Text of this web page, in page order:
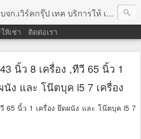
บจก.เวิร์คกรุ๊ป เทค บริการให้ เช่าคอมพิวเตอร์ โน้ตบุ๊ค โปรเจคเตอร์ ทีวีจอแบน จอทัชสกรีน ตู้คีออส วีดีโอวอล และอุปกรณ์อื่น ๆ บริการให้เช่าเป็น รายวัน
ห้เช่า ติดต่อเรา
นิ้ว 8 เครื่อง ,ทีวี 65 นิ้ว 1
นัง และ โน๊ตบุค i5 7 เครื่อง
65 นิ้ว 1 เครื่อง ยึดผนัง และ โน๊ตบุค i5 7